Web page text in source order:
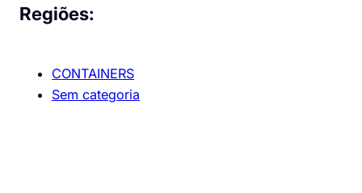
Regiões:
CONTAINERS
Sem categoria